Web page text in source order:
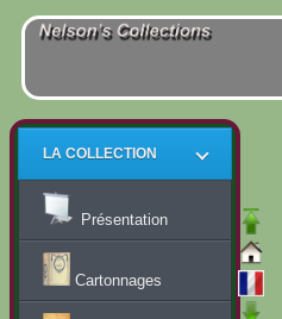
LA COLLECTION
Présentation
Cartonnages